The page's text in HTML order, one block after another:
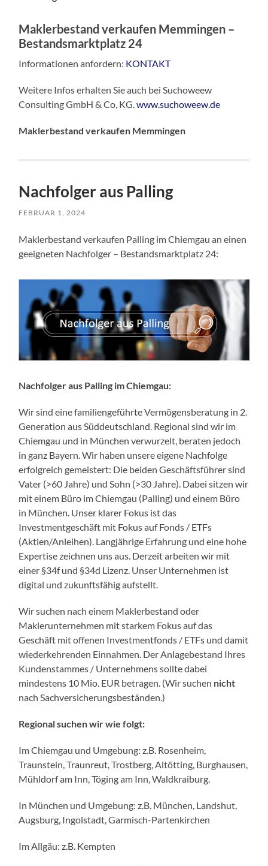
Maklerbestand verkaufen Memmingen –
Bestandsmarktplatz 24
Informationen anfordern: KONTAKT
Weitere Infos erhalten Sie auch bei Suchoweew
Consulting GmbH & Co, KG.www.suchoweew.de
Maklerbestand verkaufen Memmingen
Nachfolger aus Palling
FEBRUAR 1, 2024
Maklerbestand verkaufen Palling im Chiemgau an einen
geeigneten Nachfolger – Bestandsmarktplatz 24:
Nachfolger aus Palling im Chiemgau:
Wir sind eine familiengeführte Vermögensberatung in 2.
Generation aus Süddeutschland. Regional sind wir im
Chiemgau und in München verwurzelt, beraten jedoch
in ganz Bayern. Wir haben unsere eigene Nachfolge
erfolgreich gemeistert: Die beiden Geschäftsführer sind
Vater (>60 Jahre) und Sohn (>30 Jahre). Dabei sitzen wir
mit einem Büro im Chiemgau (Palling) und einem Büro
in München. Unser klarer Fokus ist das
Investmentgeschäft mit Fokus auf Fonds / ETFs
(Aktien/Anleihen). Langjährige Erfahrung und eine hohe
Expertise zeichnen uns aus. Derzeit arbeiten wir mit
einer §34f und §34d Lizenz. Unser Unternehmen ist
digital und zukunftsfähig aufstellt.
Wir suchen nach einem Maklerbestand oder
Maklerunternehmen mit starkem Fokus auf das
Geschäft mit offenen Investmentfonds / ETFs und damit
wiederkehrenden Einnahmen. Der Anlagebestand Ihres
Kundenstammes / Unternehmens sollte dabei
mindestens 10 Mio. EUR betragen. (Wir suchen nicht
nach Sachversicherungsbeständen.)
Regional suchen wir wie folgt:
Im Chiemgau und Umgebung: z.B. Rosenheim,
Traunstein, Traunreut, Trostberg, Altötting, Burghausen,
Mühldorf am Inn, Töging am Inn, Waldkraiburg.
In München und Umgebung: z.B. München, Landshut,
Augsburg, Ingolstadt, Garmisch-Partenkirchen
Im Allgäu: z.B. Kempten